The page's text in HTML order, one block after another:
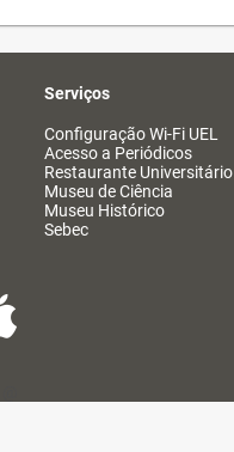
Serviços
Configuração Wi-Fi UEL
Acesso a Periódicos
Restaurante Universitário
Museu de Ciência
Museu Histórico
Sebec